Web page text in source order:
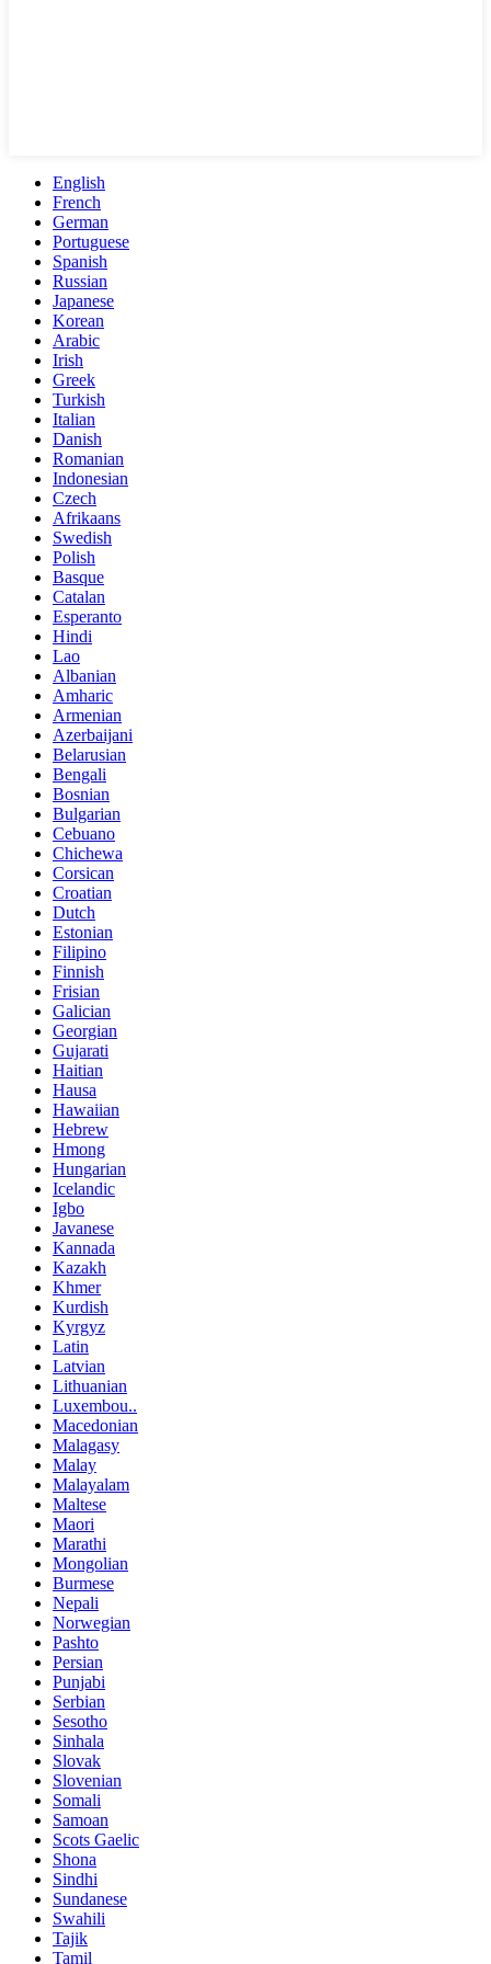
English
French
German
Portuguese
Spanish
Russian
Japanese
Korean
Arabic
Irish
Greek
Turkish
Italian
Danish
Romanian
Indonesian
Czech
Afrikaans
Swedish
Polish
Basque
Catalan
Esperanto
Hindi
Lao
Albanian
Amharic
Armenian
Azerbaijani
Belarusian
Bengali
Bosnian
Bulgarian
Cebuano
Chichewa
Corsican
Croatian
Dutch
Estonian
Filipino
Finnish
Frisian
Galician
Georgian
Gujarati
Haitian
Hausa
Hawaiian
Hebrew
Hmong
Hungarian
Icelandic
Igbo
Javanese
Kannada
Kazakh
Khmer
Kurdish
Kyrgyz
Latin
Latvian
Lithuanian
Luxembou..
Macedonian
Malagasy
Malay
Malayalam
Maltese
Maori
Marathi
Mongolian
Burmese
Nepali
Norwegian
Pashto
Persian
Punjabi
Serbian
Sesotho
Sinhala
Slovak
Slovenian
Somali
Samoan
Scots Gaelic
Shona
Sindhi
Sundanese
Swahili
Tajik
Tamil